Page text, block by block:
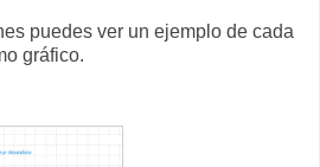
puedes ver un ejemplo de cada
gráfico.